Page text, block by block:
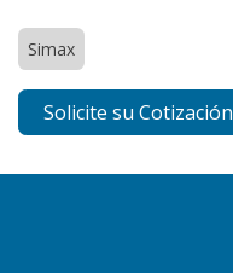
Simax
Solicite su Cotización